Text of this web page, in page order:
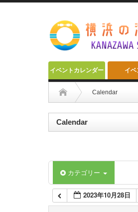
イベントカレンダー イベ
Calendar
Calendar
カテゴリー
2023年10月28日
3:00 AM
4:00 AM
5:00 AM
6:00 AM